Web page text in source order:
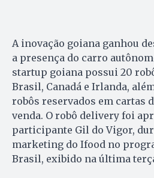
A inovação goiana ganhou
a presença do carro
startup goiana possui 20
Brasil, Canadá e Irlanda,
robôs reservados em cartas
venda. O robô delivery foi
participante Gil do Vigor,
marketing do Ifood no
Brasil, exibido na última